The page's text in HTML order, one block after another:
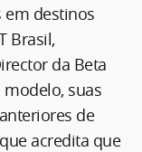
em destinos
Brasil,
da Beta
suas
de
acredita que